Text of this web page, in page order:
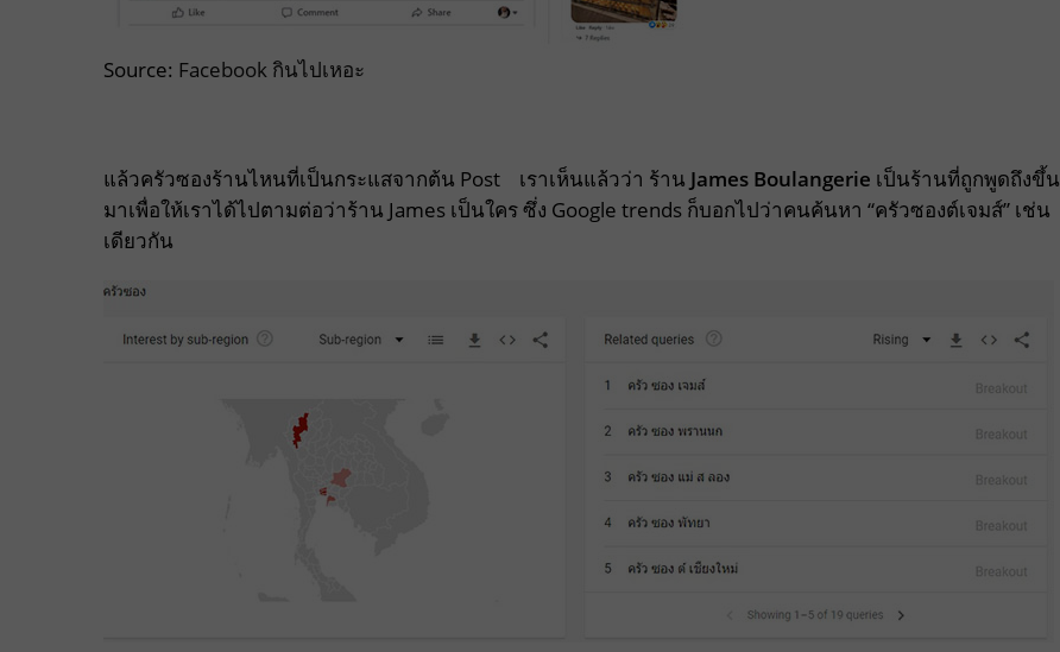
Source: Facebook กินไปเหอะ
แล้วครัวซองร้านไหนที่เป็นกระแสจากต้น Post เราเห็นแล้วว่า ร้าน James Boulangerie เป็นร้านที่ถูกพูดถึงขึ้น
มาเพื่อให้เราได้ไปตามต่อว่าร้าน James เป็นใคร ซึ่ง Google trends ก็บอกไปว่าคนค้นหา “ครัวซองต์เจมส์” เช่น
เดียวกัน